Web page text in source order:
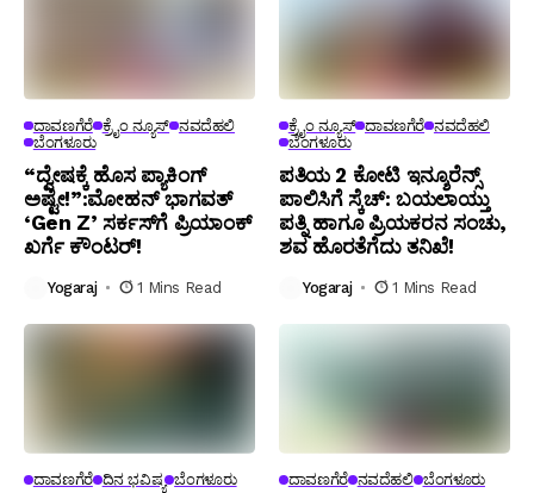
ದಾವಣಗೆರೆ ಕ್ರೈಂ ನ್ಯೂಸ್ ನವದೆಹಲಿ
ಬೆಂಗಳೂರು
“ದ್ವೇಷಕ್ಕೆ ಹೊಸ ಪ್ಯಾಕಿಂಗ್
ಅಷ್ಟೇ!”:ಮೋಹನ್ ಭಾಗವತ್‌
‘Gen Z’ ಸರ್ಕಸ್‌ಗೆ ಪ್ರಿಯಾಂಕ್
ಖರ್ಗೆ ಕೌಂಟರ್!
Yogaraj 1 Mins Read
ಕ್ರೈಂ ನ್ಯೂಸ್ ದಾವಣಗೆರೆ ನವದೆಹಲಿ
ಬೆಂಗಳೂರು
ಪತಿಯ ₹2 ಕೋಟಿ ಇನ್ಶೂರೆನ್ಸ್
ಪಾಲಿಸಿಗೆ ಸ್ಕೆಚ್: ಬಯಲಾಯ್ತು
ಪತ್ನಿ ಹಾಗೂ ಪ್ರಿಯಕರನ ಸಂಚು,
ಶವ ಹೊರತೆಗೆದು ತನಿಖೆ!
Yogaraj 1 Mins Read
ದಾವಣಗೆರೆ ದಿನ ಭವಿಷ್ಯ ಬೆಂಗಳೂರು ದಾವಣಗೆರೆ ನವದೆಹಲಿ ಬೆಂಗಳೂರು